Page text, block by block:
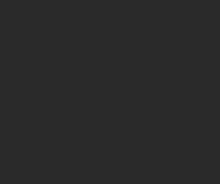
новые открытия